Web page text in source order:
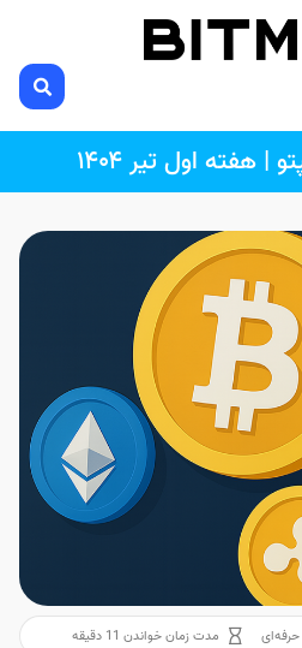
هفته اول تیر ۱۴۰۴
حرفه‌ای مدت زمان خواندن 11 دقیقه